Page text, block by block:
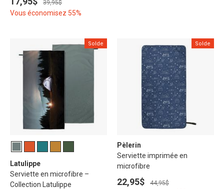
39,95$
Vous économisez 55%
Solde
Latulippe
Serviette en microfibre –
Collection Latulippe
Solde
Pèlerin
Serviette imprimée en
microfibre
22,95$ 44,95$